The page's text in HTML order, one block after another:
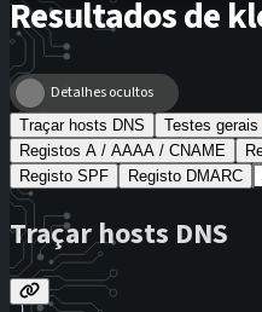
Resultados de
Detalhes ocultos
Traçar hosts DNS Testes gerais
Registos A / AAAA / CNAME
Registo SPF
Registo DMARC
Traçar hosts DNS